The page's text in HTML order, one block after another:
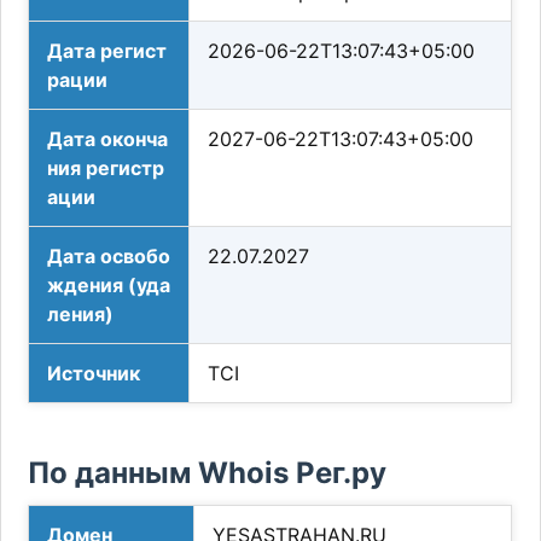
Дата регист
рации
2026-06-22T13:07:43+05:00
Дата оконча
ния регистр
ации
2027-06-22T13:07:43+05:00
Дата освобо
ждения (уда
ления)
22.07.2027
Источник TCI
По данным Whois Рег.ру
Домен YESASTRAHAN.RU